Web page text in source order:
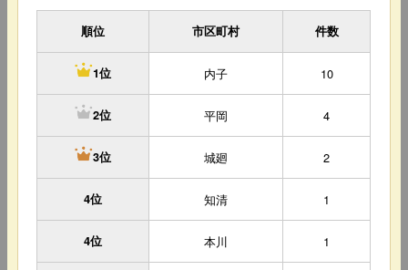
順位 市区町村 件数
1位 内子 10
2位 平岡 4
3位 城廻 2
4位 知清 1
4位 本川 1